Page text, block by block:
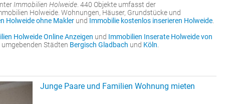
Immobilien Holweide . 440 Objekte umfasst der
Holweide. Wohnungen, Häuser, Grundstücke und
Holweide ohne Makler und Immobilie kostenlos inserieren Holweide
Holweide Online Anzeigen und Immobilien Inserate Holweide von
umgebenden Städten Bergisch Gladbach und Köln
Junge Paare und Familien Wohnung mieten